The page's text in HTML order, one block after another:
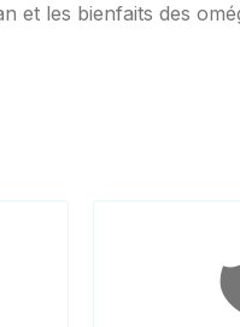
et les bienfaits des